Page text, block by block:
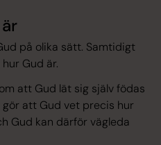
på olika sätt. Samtidigt
Gud är.
att Gud lät sig själv födas
gör att Gud vet precis hur
Gud kan därför vägleda